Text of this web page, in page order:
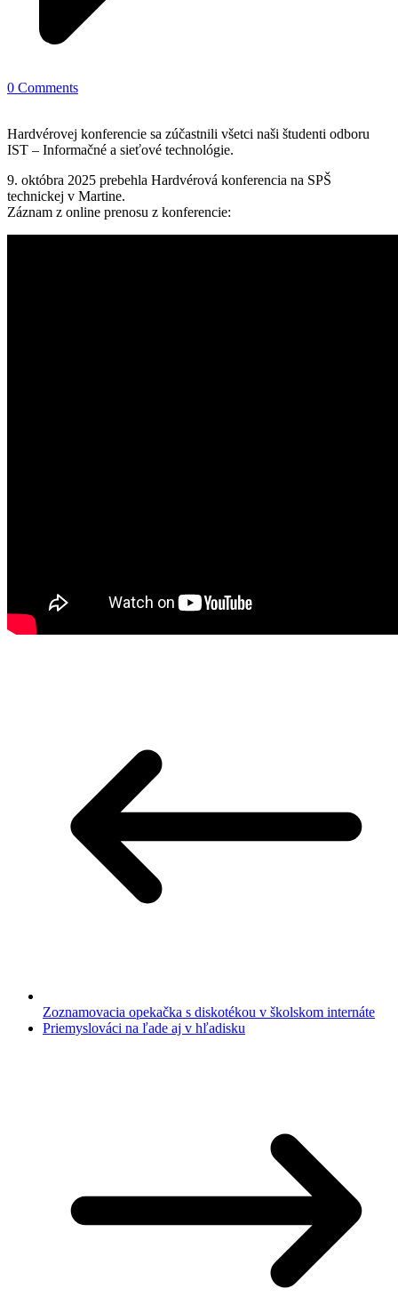
0 Comments
Hardvérovej konferencie sa zúčastnili všetci naši študenti odboru
IST – Informačné a sieťové technológie.
9. októbra 2025 prebehla Hardvérová konferencia na SPŠ
technickej v Martine.
Záznam z online prenosu z konferencie:
Zoznamovacia opekačka s diskotékou v školskom internáte
Priemyslováci na ľade aj v hľadisku